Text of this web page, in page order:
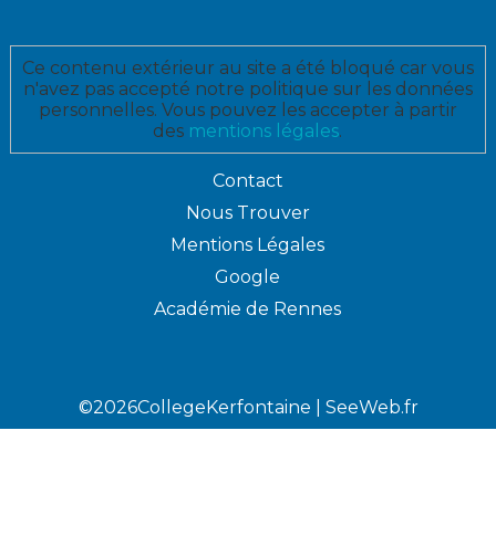
Ce contenu extérieur au site a été bloqué car vous
n'avez pas accepté notre politique sur les données
personnelles. Vous pouvez les accepter à partir
des mentions légales.
Contact
Nous Trouver
Mentions Légales
Google
Académie de Rennes
©2026CollegeKerfontaine | SeeWeb.fr